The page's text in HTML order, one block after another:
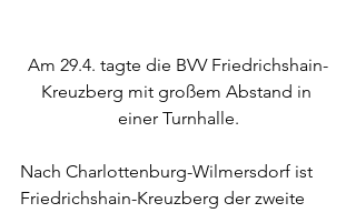
Am 29.4. tagte die BVV Friedrichshain-
Kreuzberg mit großem Abstand in
einer Turnhalle.
Nach Charlottenburg-Wilmersdorf ist
Friedrichshain-Kreuzberg der zweite